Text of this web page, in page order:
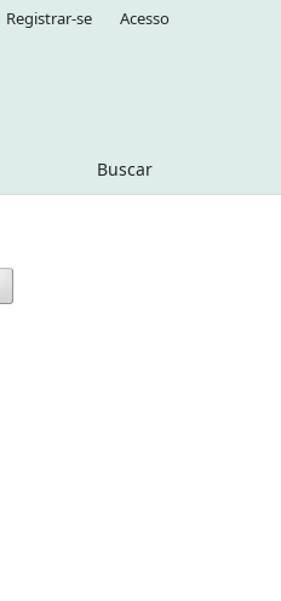
Buscar
Registrar-se Acesso